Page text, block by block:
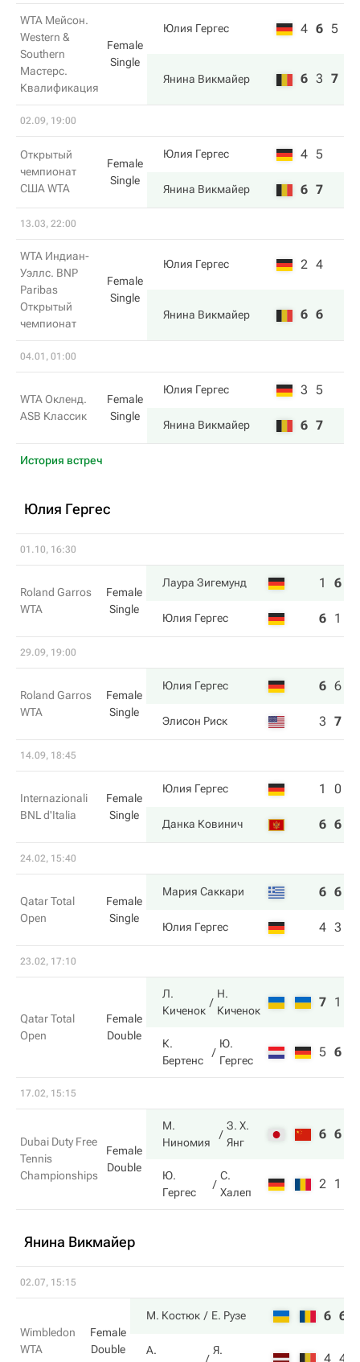
WTA Мейсон.
Western &
Southern
Мастерс.
Квалификация
Female
Single
Юлия Гергес 4 6 5
Янина Викмайер 6 3 7
02.09, 19:00
Открытый
чемпионат
США WTA
Female
Single
Юлия Гергес 4 5
Янина Викмайер 6 7
13.03, 22:00
WTA Индиан-
Уэллс. BNP
Paribas
Открытый
чемпионат
Female
Single
Юлия Гергес 2 4
Янина Викмайер 6 6
04.01, 01:00
WTA Окленд.
ASB Классик
Female
Single
Юлия Гергес 3 5
Янина Викмайер 6 7
История встреч
Юлия Гергес
01.10, 16:30
Roland Garros
WTA
Female
Single
Лаура Зигемунд 1 6
Юлия Гергес 6 1
29.09, 19:00
Roland Garros
WTA
Female
Single
Юлия Гергес 6 6
Элисон Риск 3 7
14.09, 18:45
Internazionali
BNL d'Italia
Female
Single
Юлия Гергес 1 0
Данка Ковинич 6 6
24.02, 15:40
Qatar Total
Open
Female
Single
Мария Саккари 6 6
Юлия Гергес 4 3
23.02, 17:10
Qatar Total
Open
Female
Double
Л.
Киченок
Н.
Киченок
7 1
К.
Бертенс
Ю.
Гергес
5 6
17.02, 15:15
Dubai Duty Free
Tennis
Championships
Female
Double
М.
Ниномия
З. Х.
Янг
6 6
Ю.
Гергес
С.
Халеп
2 1
Янина Викмайер
02.07, 15:15
Wimbledon
WTA
Female
Double
М. Костюк Е. Рузе 6 6
А.
Я.
4 4